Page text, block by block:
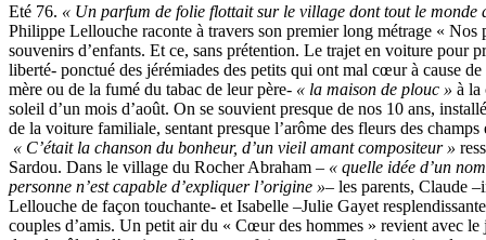
Eté 76. « Un parfum de folie flottait sur le village dont tout le monde
Philippe Lellouche raconte à travers son premier long métrage « Nos
souvenirs d’enfants. Et ce, sans prétention. Le trajet en voiture pour
liberté- ponctué des jérémiades des petits qui ont mal cœur à cause
mère ou de la fumé du tabac de leur père- « la maison de plouc » à la
soleil d’un mois d’août. On se souvient presque de nos 10 ans,
de la voiture familiale, sentant presque l’arôme des fleurs des
« C’était la chanson du bonheur, d’un vieil amant compositeur »
Sardou. Dans le village du Rocher Abraham – « quelle idée d’un
personne n’est capable d’expliquer l’origine »– les parents, Claude
Lellouche de façon touchante- et Isabelle –Julie Gayet
couples d’amis. Un petit air du « Cœur des hommes » revient avec